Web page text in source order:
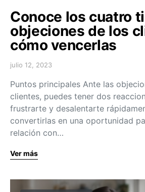
Conoce los cuatro
objeciones de los
cómo vencerlas
julio 12, 2023
Puntos principales Ante las
clientes, puedes tener dos
frustrarte y desalentarte
convertirlas en una oportunidad
relación con…
Ver más